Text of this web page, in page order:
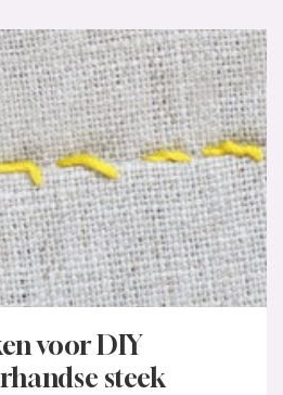
voor DIY
steek